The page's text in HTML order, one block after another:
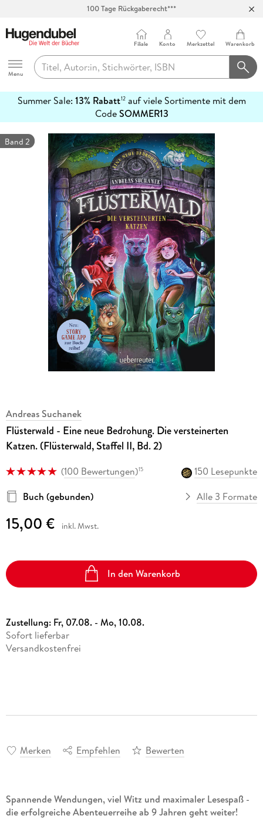
100 Tage Rückgaberecht***
Hugendubel
Menu
Filiale Konto Merkzettel Warenkorb
Summer Sale: 13% Rabatt12auf viele Sortimente mit dem
CodeSOMMER13
erfahren
Band 2
Andreas Suchanek
Flüsterwald - Eine neue Bedrohung. Die versteinerten
Katzen. (Flüsterwald, Staffel II, Bd. 2)
(100 Bewertungen)15
150 Lesepunkte
Buch (gebunden)
Alle 3 Formate
15,00 € inkl. Mwst.
In den Warenkorb
Zustellung: Fr, 07.08. - Mo, 10.08.
Sofort lieferbar
Versandkostenfrei
Merken Empfehlen Bewerten
Spannende Wendungen, viel Witz und maximaler Lesespaß -
die erfolgreiche Abenteuerreihe ab 9 Jahren geht weiter!